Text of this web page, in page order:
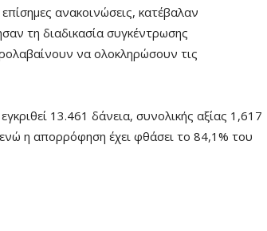
ανακοινώσεις, κατέβαλαν
τη διαδικασία συγκέντρωσης
να ολοκληρώσουν τις
13.461 δάνεια, συνολικής αξίας 1,617
η απορρόφηση έχει φθάσει το 84,1% του